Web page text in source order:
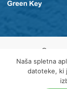
© 2021
Naša spletna
datoteke, ki